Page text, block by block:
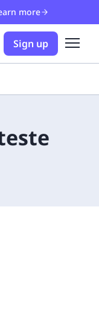
more
Sign up